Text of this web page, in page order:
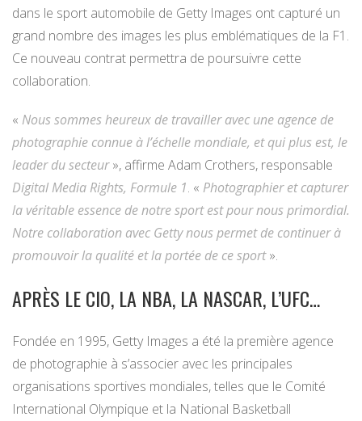
dans le sport automobile de Getty Images ont capturé un
grand nombre des images les plus emblématiques de la F1.
Ce nouveau contrat permettra de poursuivre cette
collaboration.
« Nous sommes heureux de travailler avec une agence de
photographie connue à l’échelle mondiale, et qui plus est, le
leader du secteur», affirme Adam Crothers, responsable
Digital Media Rights, Formule 1. « Photographier et capturer
la véritable essence de notre sport est pour nous primordial.
Notre collaboration avec Getty nous permet de continuer à
promouvoir la qualité et la portée de ce sport».
APRÈS LE CIO, LA NBA, LA NASCAR, L’UFC…
Fondée en 1995, Getty Images a été la première agence
de photographie à s’associer avec les principales
organisations sportives mondiales, telles que le Comité
International Olympique et la National Basketball